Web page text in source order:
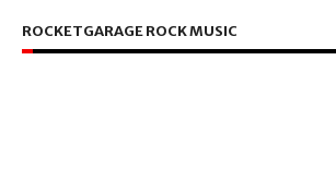
ROCKETGARAGE ROCK MUSIC